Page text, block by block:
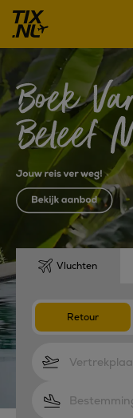
Vluchten
Retour